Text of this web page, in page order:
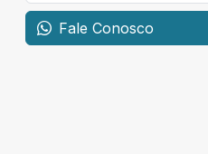
Fale Conosco